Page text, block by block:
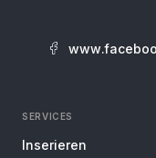
SERVICES
Inserieren